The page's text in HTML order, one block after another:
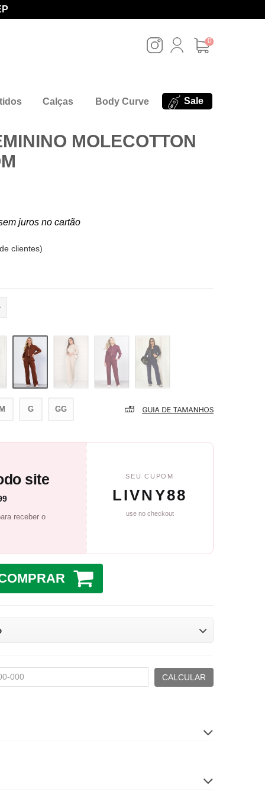
0
Calças Body Curve Sale
MOLECOTTON
juros no cartão
clientes)
G GG
site
receber o
SEU CUPOM
LIVNY88
use no checkout
CALCULAR